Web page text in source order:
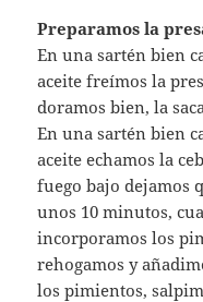
Preparamos la
En una sartén bien
aceite freímos la
doramos bien, la
En una sartén bien
aceite echamos la
fuego bajo dejamos
unos 10 minutos,
incorporamos los
rehogamos y
los pimientos,